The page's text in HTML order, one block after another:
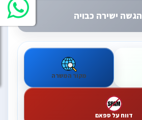
הגשה ישירה כבויה
מקור המשרה
דווח על ספאם